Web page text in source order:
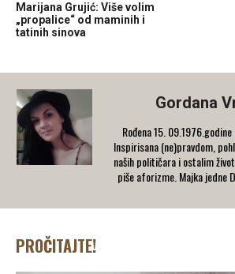
Marijana Grujić: Više volim
„propalice“ od maminih i
tatinih sinova
Gordana
Rođena 15.
Inspirisana (ne)pravdom,
naših političara i ostalim
piše aforizme. Majka jedne
PROČITAJTE!